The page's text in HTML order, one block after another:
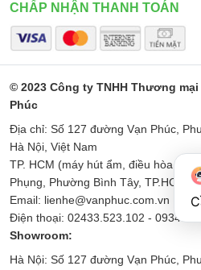
CHẤP NHẬN THANH TOÁN
© 2023 Công ty TNHH Thương
Phúc
Địa chỉ: Số 127 đường Vạn Phúc,
Hà Nội, Việt Nam
TP. HCM (máy hút ẩm, điều hòa di
Phụng, Phường Bình Tây, TP.HCM
Email: lienhe@vanphuc.com.vn
Điện thoại: 02433.523.102 -
Showroom:
Hà Nội: Số 127 đường Vạn Phúc,